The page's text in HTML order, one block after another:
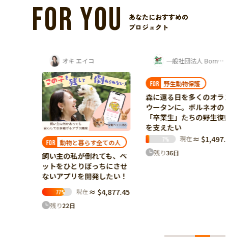
FOR YOU
あなたにおすすめの
プロジェクト
オキ エイコ
FOR 動物と暮らす全ての人
飼い主の私が倒れても、ペ
ットをひとりぼっちにさせ
ないアプリを開発したい！
% 現在≈ $4,877.45
残り22日
一般社団法人 Borneo Orangutan Survival...
FOR 野生動物保護
森に還る日を多くのオラン
ウータンに。ボルネオの
「卒業生」たちの野生復帰
を支えたい
現在≈ $1,497.84
残り36日